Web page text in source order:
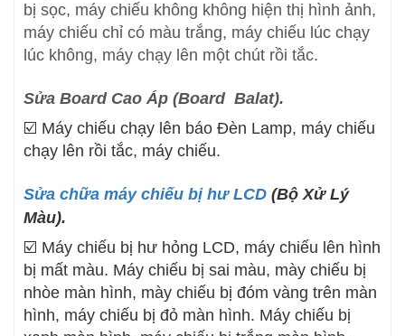
bị sọc, máy chiếu không không hiện thị hình ảnh,
máy chiếu chỉ có màu trắng, máy chiếu lúc chạy
lúc không, máy chạy lên một chút rồi tắc.
Sửa Board Cao Áp (Board Balat).
☑️ Máy chiếu chạy lên báo Đèn Lamp, máy chiếu
chạy lên rồi tắc, máy chiếu.
Sửa chữa máy chiếu bị hư LCD (Bộ Xử Lý
Màu).
☑️ Máy chiếu bị hư hỏng LCD, máy chiếu lên hình
bị mất màu. Máy chiếu bị sai màu, mày chiếu bị
nhòe màn hình, mày chiếu bị đóm vàng trên màn
hình, máy chiếu bị đỏ màn hình. Máy chiếu bị